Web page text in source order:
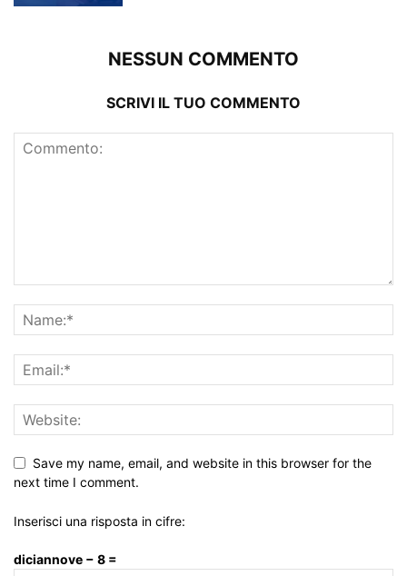
NESSUN COMMENTO
SCRIVI IL TUO COMMENTO
Save my name, email, and website in this browser for the
next time I comment.
Inserisci una risposta in cifre:
diciannove − 8 =